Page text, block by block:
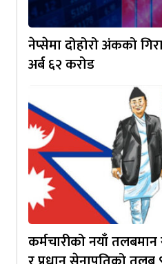
नेप्सेमा दोहोरो अंकको
अर्ब ६२ करोड
कर्मचारीको नयाँ